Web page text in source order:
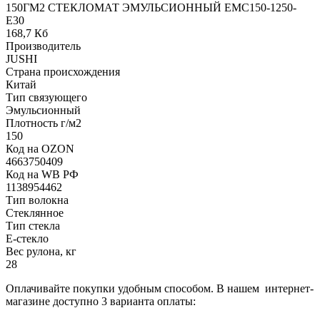
150ГМ2 СТЕКЛОМАТ ЭМУЛЬСИОННЫЙ EMC150-1250-
Е30
168,7 Кб
Производитель
JUSHI
Страна происхождения
Китай
Тип связующего
Эмульсионный
Плотность г/м2
150
Код на OZON
4663750409
Код на WB РФ
1138954462
Тип волокна
Стеклянное
Тип стекла
Е-стекло
Вес рулона, кг
28
Оплачивайте покупки удобным способом. В нашем интернет-
магазине доступно 3 варианта оплаты: